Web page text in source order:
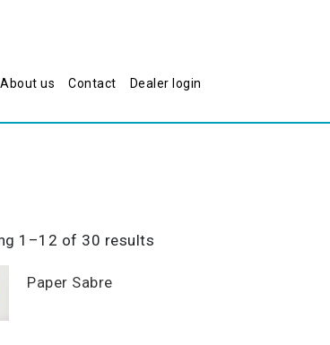
About us Contact Dealer login
1–12 of 30 results
Paper Sabre